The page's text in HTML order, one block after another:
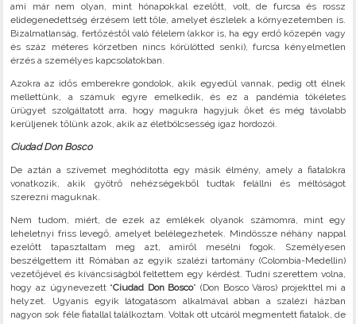
ami már nem olyan, mint hónapokkal ezelőtt, volt, de furcsa és rossz
elidegenedettség érzésem lett tőle, amelyet észlelek a környezetemben is.
Bizalmatlanság, fertőzéstől való félelem (akkor is, ha egy erdő közepén vagy
és száz méteres körzetben nincs körülötted senki), furcsa kényelmetlen
érzés a személyes kapcsolatokban.
Azokra az idős emberekre gondolok, akik egyedül vannak, pedig ott élnek
mellettünk, a számuk egyre emelkedik, és ez a pandémia tökéletes
ürügyet szolgáltatott arra, hogy magukra hagyjuk őket és még távolabb
kerüljenek tőlünk azok, akik az életbölcsesség igaz hordozói.
Ciudad Don Bosco
De aztán a szívemet meghódította egy másik élmény, amely a fiatalokra
vonatkozik, akik gyötrő nehézségekből tudtak felállni és méltóságot
szerezni maguknak.
Nem tudom, miért, de ezek az emlékek olyanok számomra, mint egy
leheletnyi friss levegő, amelyet belélegezhetek. Mindössze néhány nappal
ezelőtt tapasztaltam meg azt, amiről mesélni fogok. Személyesen
beszélgettem itt Rómában az egyik szalézi tartomány (Colombia-Medellin)
vezetőjével és kíváncsiságból feltettem egy kérdést. Tudni szerettem volna,
hogy az úgynevezett “Ciudad Don Bosco” (Don Bosco Város) projekttel mi a
helyzet. Ugyanis egyik látogatásom alkalmával abban a szalézi házban
nagyon sok féle fiatallal találkoztam. Voltak ott utcáról megmentett fiatalok, de